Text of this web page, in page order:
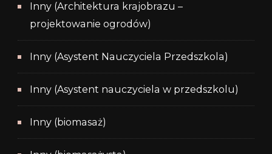
Inny (Architektura krajobrazu –
projektowanie ogrodów)
Inny (Asystent Nauczyciela Przedszkola)
Inny (Asystent nauczyciela w przedszkolu)
Inny (biomasaż)